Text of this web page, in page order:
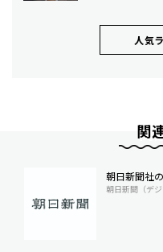
人気
関
朝日新聞社
朝日新聞（デジ